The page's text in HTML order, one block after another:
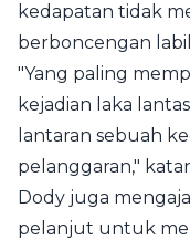
kedapatan tidak
berboncengan
"Yang paling
kejadian laka
lantaran sebuah
pelanggaran,"
Dody juga
pelanjut untuk